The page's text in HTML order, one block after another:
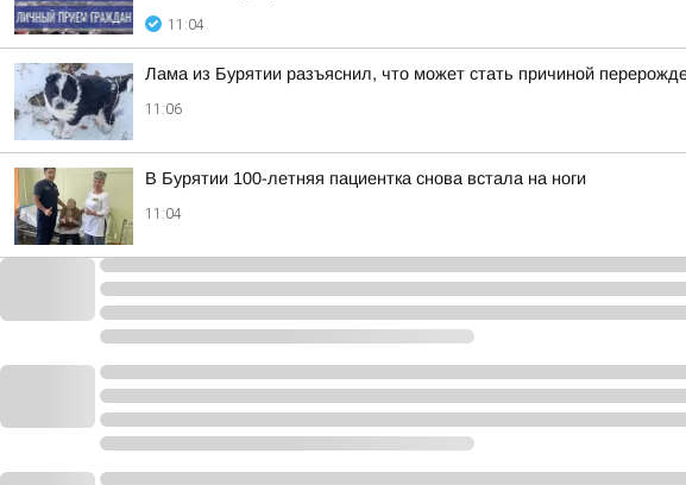
11:04
Лама из Бурятии разъяснил, что может стать причиной
11:06
В Бурятии 100-летняя пациентка снова встала на ноги
11:04